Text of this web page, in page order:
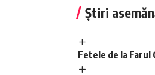
Știri
Fetele de la